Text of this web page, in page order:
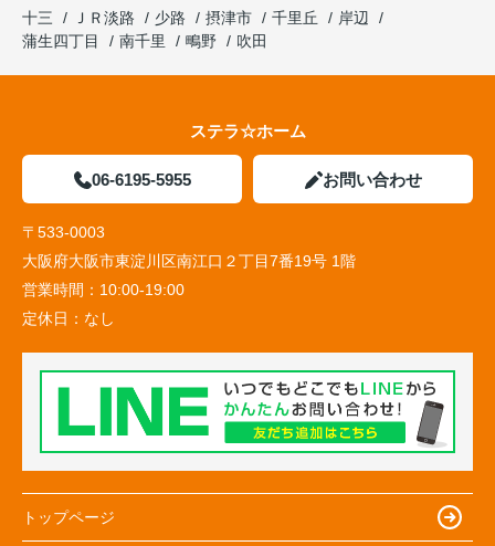
十三
ＪＲ淡路 少路 摂津市 千里丘
岸辺
蒲生四丁目
南千里 鴫野 吹田
ステラ☆ホーム
06-6195-5955 お問い合わせ
〒533-0003
大阪府大阪市東淀川区南江口２丁目7番19号 1階
営業時間： 10:00-19:00
定休日： なし
トップページ